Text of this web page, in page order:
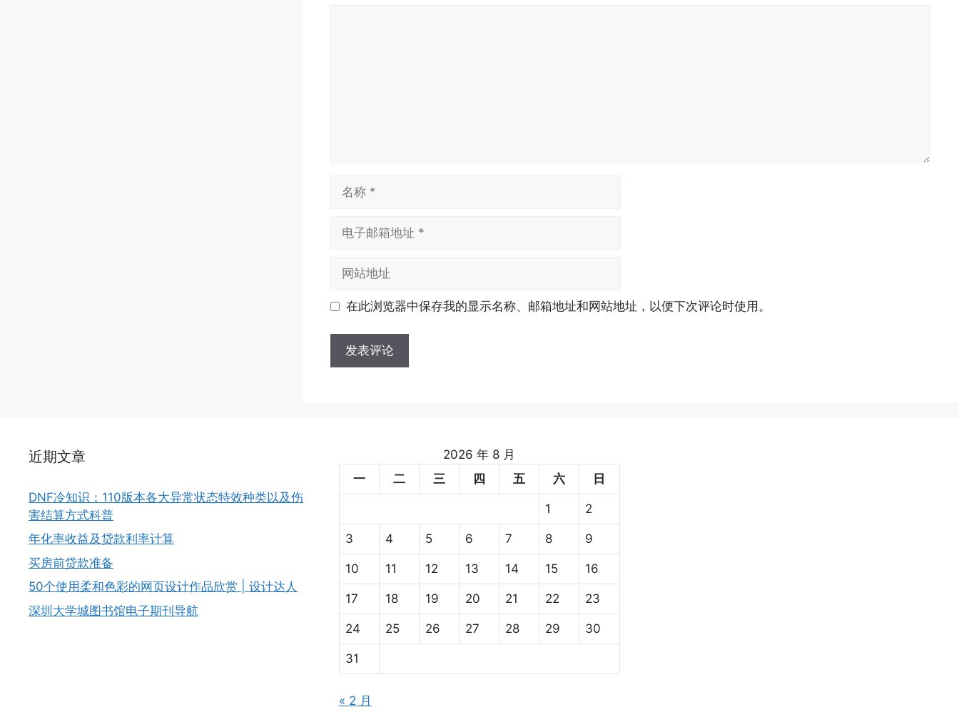
址
地 在此浏览器中保存我的显示名称、邮箱地址和网站地址，以便下次评论时使用。
近期文章
DNF冷知识：110版本各大异常状态特效种类以及伤
害结算方式科普
年化率收益及贷款利率计算
买房前贷款准备
50个使用柔和色彩的网页设计作品欣赏 | 设计达人
深圳大学城图书馆电子期刊导航
2026 年 8 月
一
二 三 四 五 六 日
1 2
3 4 5 6 7 8 9
10 11 12 13 14 15 16
17 18 19 20 21 22 23
24 25 26 27 28 29 30
31
« 2 月